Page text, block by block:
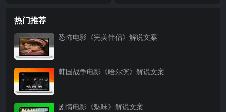
热门推荐
恐怖电影《完美伴侣》解说文案
韩国战争电影《哈尔滨》解说文案
剧情电影《魅味》解说文案